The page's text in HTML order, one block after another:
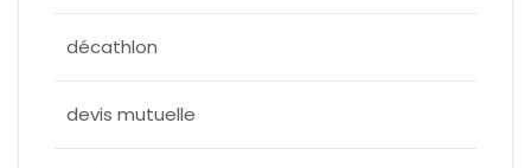
décathlon
devis mutuelle